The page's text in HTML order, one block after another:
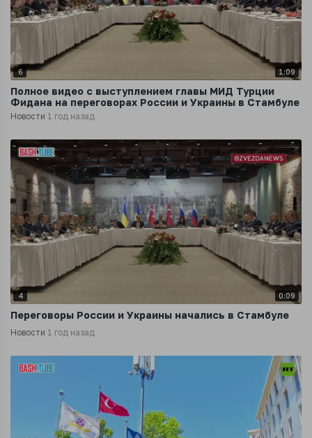
6 1:09
Полное видео с выступлением главы МИД Турции
Фидана на переговорах России и Украины в Стамбуле
Новости 1 год назад
4 0:09
Переговоры России и Украины начались в Стамбуле
Новости 1 год назад